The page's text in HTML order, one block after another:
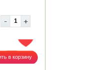
ДОБАВИТЬ В ИЗБРАННОЕ